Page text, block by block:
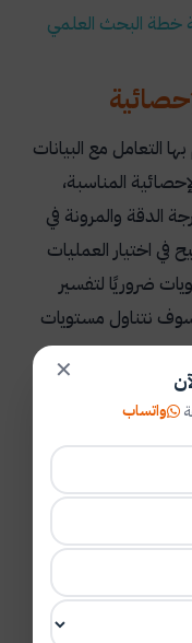
خطة البحث العلمي
التعامل مع البيانات
المناسبة،
الدقة والمرونة في
اختيار العمليات
ضروريًا لتفسير
نتناول مستويات
حيث يقسم البيانات
في البيانات
✕
واتساب